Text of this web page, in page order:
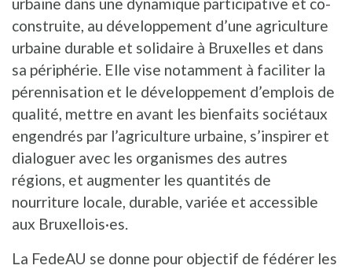
urbaine dans une dynamique participative et co-
construite, au développement d’une agriculture
urbaine durable et solidaire à Bruxelles et dans
sa périphérie. Elle vise notamment à faciliter la
pérennisation et le développement d’emplois de
qualité, mettre en avant les bienfaits sociétaux
engendrés par l’agriculture urbaine, s’inspirer et
dialoguer avec les organismes des autres
régions, et augmenter les quantités de
nourriture locale, durable, variée et accessible
aux Bruxellois·es.
La FedeAU se donne pour objectif de fédérer les